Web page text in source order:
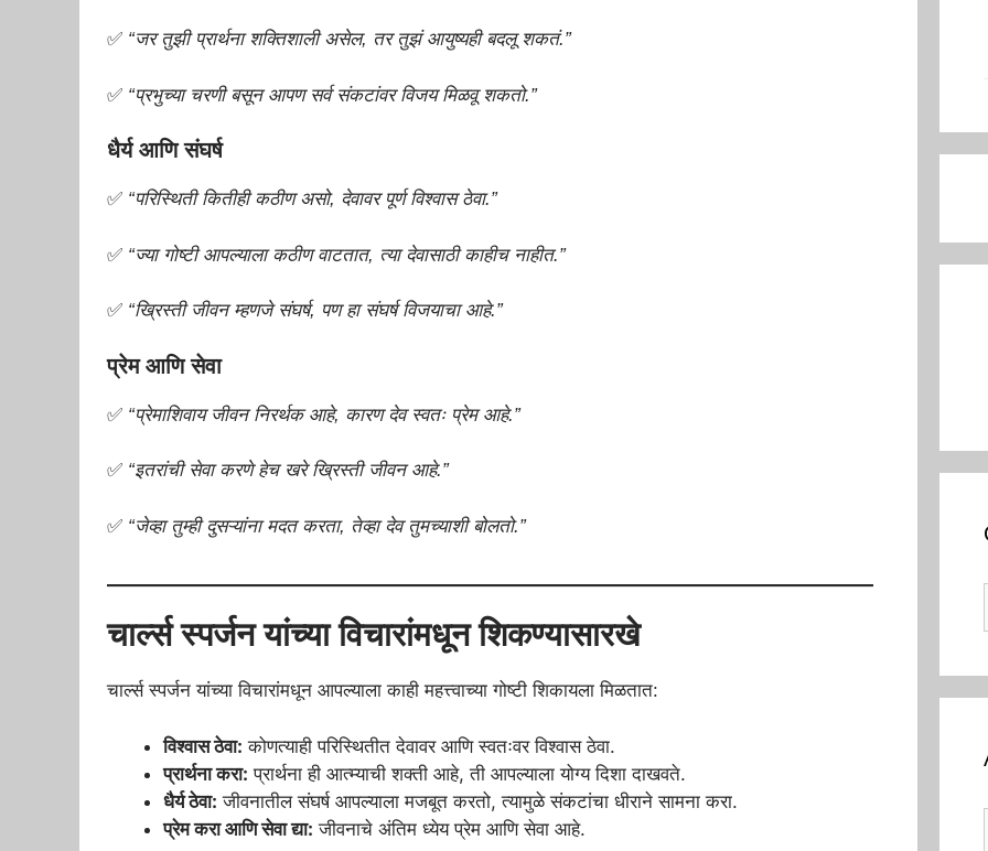
✅ “जर तुझी प्रार्थना शक्तिशाली असेल, तर तुझं आयुष्यही बदलू शकतं.”
✅ “प्रभुच्या चरणी बसून आपण सर्व संकटांवर विजय मिळवू शकतो.”
धैर्य आणि संघर्ष
✅ “परिस्थिती कितीही कठीण असो, देवावर पूर्ण विश्वास ठेवा.”
✅ “ज्या गोष्टी आपल्याला कठीण वाटतात, त्या देवासाठी काहीच नाहीत.”
✅ “ख्रिस्ती जीवन म्हणजे संघर्ष, पण हा संघर्ष विजयाचा आहे.”
प्रेम आणि सेवा
✅ “प्रेमाशिवाय जीवन निरर्थक आहे, कारण देव स्वतः प्रेम आहे.”
✅ “इतरांची सेवा करणे हेच खरे ख्रिस्ती जीवन आहे.”
✅ “जेव्हा तुम्ही दुसऱ्यांना मदत करता, तेव्हा देव तुमच्याशी बोलतो.”
चार्ल्स स्पर्जन यांच्या विचारांमधून शिकण्यासारखे
चार्ल्स स्पर्जन यांच्या विचारांमधून आपल्याला काही महत्त्वाच्या गोष्टी शिकायला मिळतात:
विश्वास ठेवा: कोणत्याही परिस्थितीत देवावर आणि स्वतःवर विश्वास ठेवा.
प्रार्थना करा: प्रार्थना ही आत्म्याची शक्ती आहे, ती आपल्याला योग्य दिशा दाखवते.
धैर्य ठेवा: जीवनातील संघर्ष आपल्याला मजबूत करतो, त्यामुळे संकटांचा धीराने सामना करा.
प्रेम करा आणि सेवा द्या: जीवनाचे अंतिम ध्येय प्रेम आणि सेवा आहे.